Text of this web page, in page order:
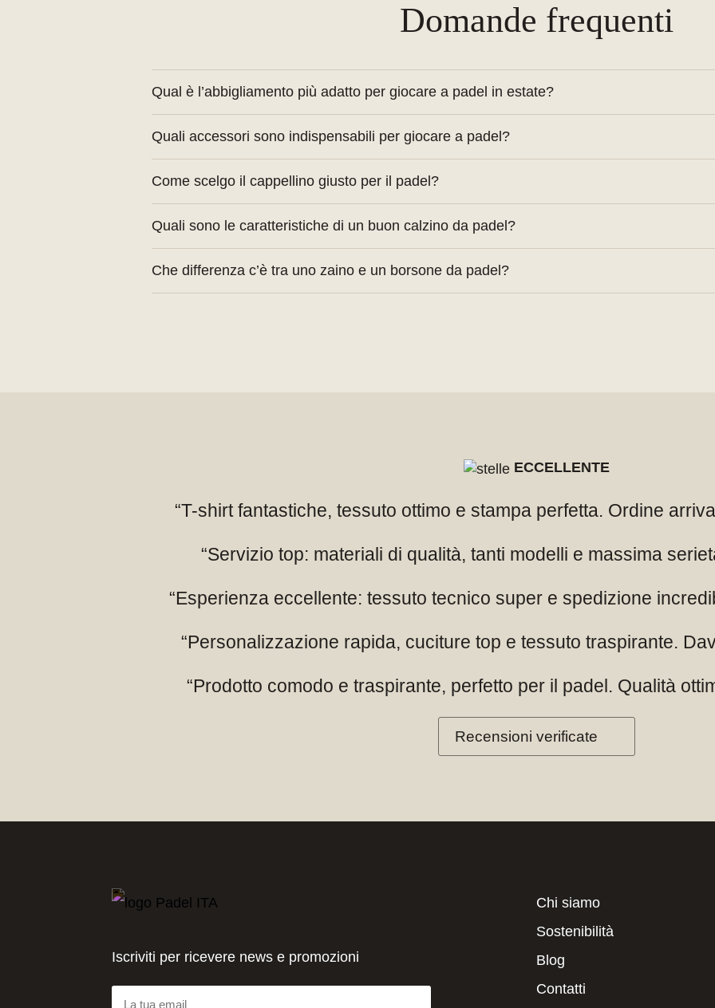
Domande frequenti
Qual è l’abbigliamento più adatto per giocare a padel in estate?
T-shirt tecniche traspiranti, pantaloncini leggeri e calzini sportivi sono l’ideale per
surriscaldarsi.
Quali accessori sono indispensabili per giocare a padel?
Cappellino, calzini tecnici e una borsa porta racchette sono tra gli accessori più utili per
organizzazione in campo.
Come scelgo il cappellino giusto per il padel?
Scegli modelli traspiranti con visiera per proteggere la vista dal sole. Meglio se con
come la microfibra.
Quali sono le caratteristiche di un buon calzino da padel?
Deve essere traspirante, con cuciture piatte e sostegno plantare per evitare sfregamenti
Che differenza c’è tra uno zaino e un borsone da padel?
ECCELLENTE
“T-shirt fantastiche, tessuto ottimo e stampa perfetta. Ordine
“Servizio top: materiali di qualità, tanti modelli e massima
“Esperienza eccellente: tessuto tecnico super e spedizione
“Personalizzazione rapida, cuciture top e tessuto traspirante.
“Prodotto comodo e traspirante, perfetto per il padel. Qualità
Recensioni verificate
Iscriviti per ricevere news e promozioni
Chi siamo
Sostenibilità
Blog
Contatti